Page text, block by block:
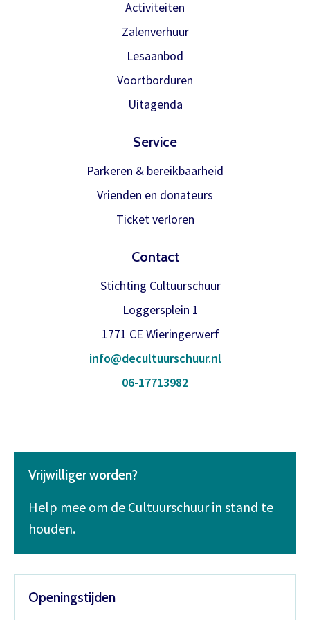
Inloggen
antwoord hierop krijgt u een verzoek
om de betaling te doen en zodra die
binnen is verwerken we het
reserveren, gewoon via de bestelknop
Activiteiten
Zalenverhuur
Lesaanbod
Voortborduren
Uitagenda
Service
Parkeren & bereikbaarheid
Vrienden en donateurs
Ticket verloren
Contact
Stichting Cultuurschuur
Loggersplein 1
1771 CE Wieringerwerf
info@decultuurschuur.nl
06-17713982
Vrijwilliger worden?
Help mee om de Cultuurschuur in stand te
houden.
Openingstijden